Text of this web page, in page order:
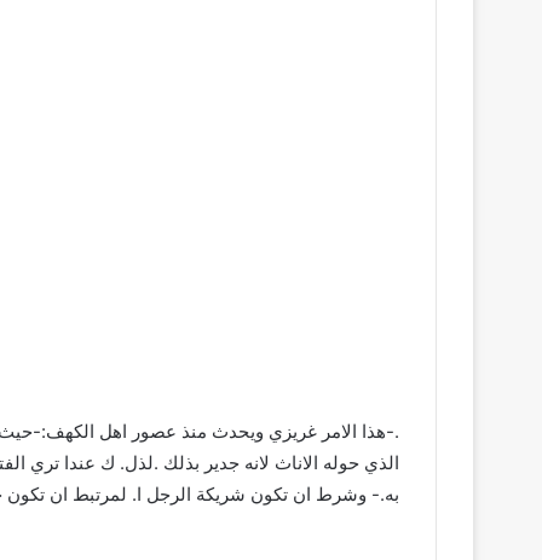
.-هذا الامر غريزي ويحدث منذ عصور اهل الكهف:-حيث
الذي حوله الاناث لانه جدير بذلك .لذل. ك عندا تري
به.- وشرط ان تكون شريكة الرجل ا. لمرتبط ان تكون